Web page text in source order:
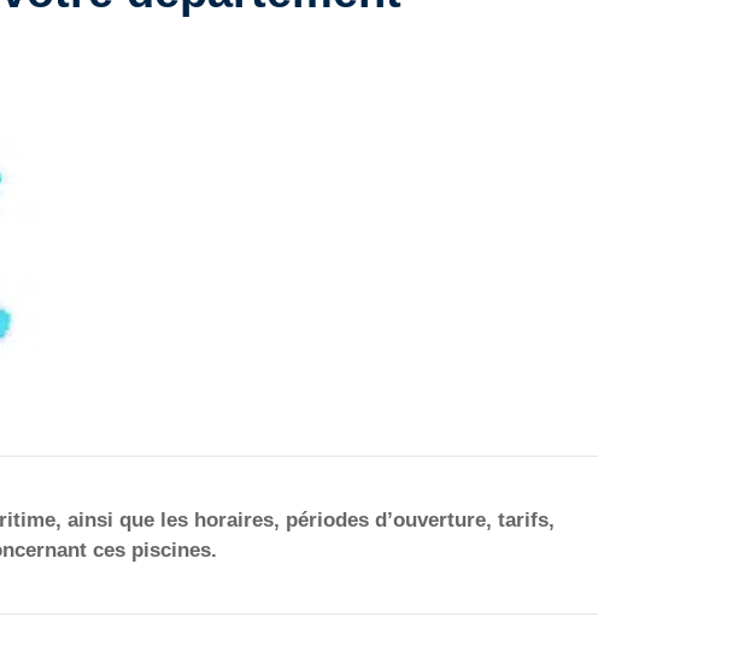
ainsi que les horaires, périodes d’ouverture, tarifs,
ces piscines.